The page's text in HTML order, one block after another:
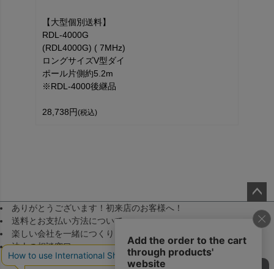
【大型個別送料】
RDL-4000G
(RDL4000G) ( 7MHz)
ロングサイズV型ダイ
ポール片側約5.2m
※RDL-4000後継品
28,738円 (税込)
ペー
ジト
ありがとうございます！初来店のお客様へ！
送料とお支払い方法について
楽しい会社を一緒につくりませんか！（採用）
法人の相談窓口